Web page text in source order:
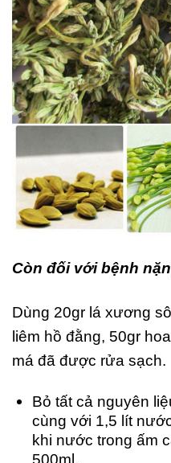
Còn đối với bệnh
Dùng 20gr lá xương
liêm hồ đằng, 50gr
má đã được rửa sạch.
Bỏ tất cả nguyên
cùng với 1,5 lít
khi nước trong ấm